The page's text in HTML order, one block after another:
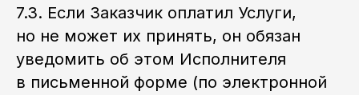
7.3. Если Заказчик оплатил Услуги,
но не может их принять, он обязан
уведомить об этом Исполнителя
в письменной форме (по электронной